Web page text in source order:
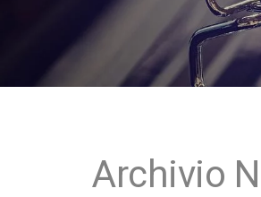
Archivio